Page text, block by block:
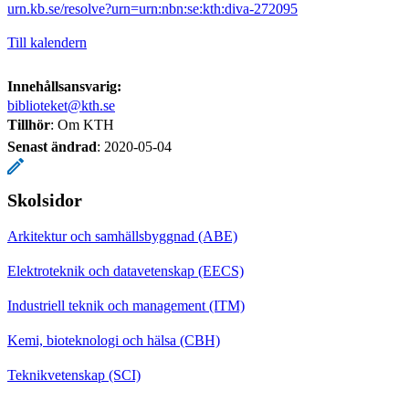
urn.kb.se/resolve?urn=urn:nbn:se:kth:diva-272095
Till kalendern
Innehållsansvarig:
biblioteket@kth.se
Tillhör: Om KTH
Senast ändrad: 2020-05-04
Skolsidor
Arkitektur och samhällsbyggnad (ABE)
Elektroteknik och datavetenskap (EECS)
Industriell teknik och management (ITM)
Kemi, bioteknologi och hälsa (CBH)
Teknikvetenskap (SCI)